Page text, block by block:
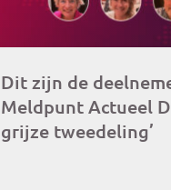
Dit zijn de
Meldpunt Actueel
grijze tweedeling’